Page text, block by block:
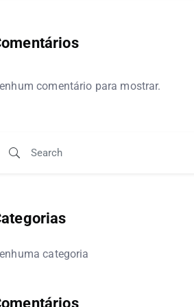
comentário para mostrar.
categoria